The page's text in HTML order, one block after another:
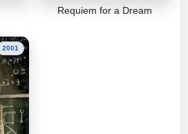
Requiem for a Dream
2001